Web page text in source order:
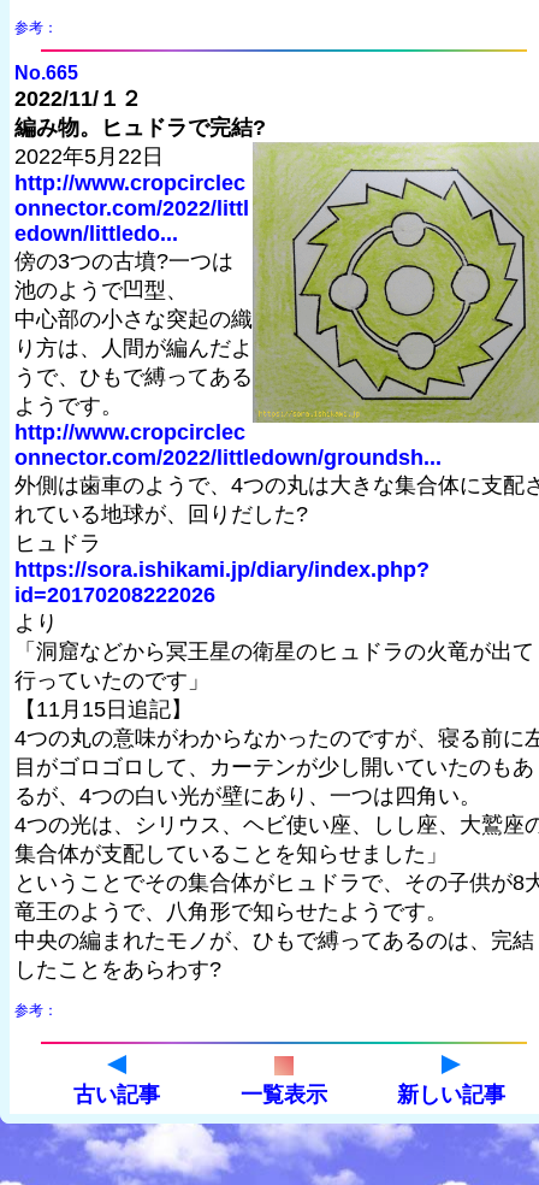
参考：
No.665
2022/11/１２
編み物。ヒュドラで完結?
2022年5月22日
http://www.cropcirclec
onnector.com/2022/littl
edown/littledo...
傍の3つの古墳?一つは
池のようで凹型、
中心部の小さな突起の織
り方は、人間が編んだよ
うで、ひもで縛ってある
ようです。
http://www.cropcirclec
onnector.com/2022/littledown/groundsh...
外側は歯車のようで、4つの丸は大きな集合体に支配
れている地球が、回りだした?
ヒュドラ
https://sora.ishikami.jp/diary/index.php?
id=20170208222026
より
「洞窟などから冥王星の衛星のヒュドラの火竜が出て
行っていたのです」
【11月15日追記】
4つの丸の意味がわからなかったのですが、寝る前に
目がゴロゴロして、カーテンが少し開いていたのもあ
るが、4つの白い光が壁にあり、一つは四角い。
4つの光は、シリウス、ヘビ使い座、しし座、大鷲座
集合体が支配していることを知らせました」
ということでその集合体がヒュドラで、その子供が8
竜王のようで、八角形で知らせたようです。
中央の編まれたモノが、ひもで縛ってあるのは、完結
したことをあらわす?
参考：
古い記事 一覧表示 新しい記事